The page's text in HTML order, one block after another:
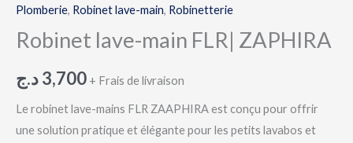
Plomberie, Robinet lave-main, Robinetterie
Robinet lave-main FLR| ZAPHIRA
3,700د.ج + Frais de livraison
Le robinet lave-mains FLR ZAAPHIRA est conçu pour offrir
une solution pratique et élégante pour les petits lavabos et